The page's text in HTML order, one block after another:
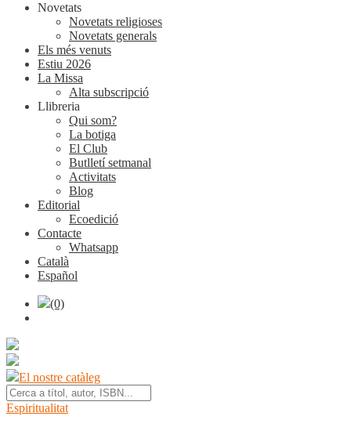
Novetats
Novetats religioses
Novetats generals
Els més venuts
Estiu 2026
La Missa
Alta subscripció
Llibreria
Qui som?
La botiga
El Club
Butlletí setmanal
Activitats
Blog
Editorial
Ecoedició
Contacte
Whatsapp
Català
Español
(0)
El nostre catàleg
Espiritualitat